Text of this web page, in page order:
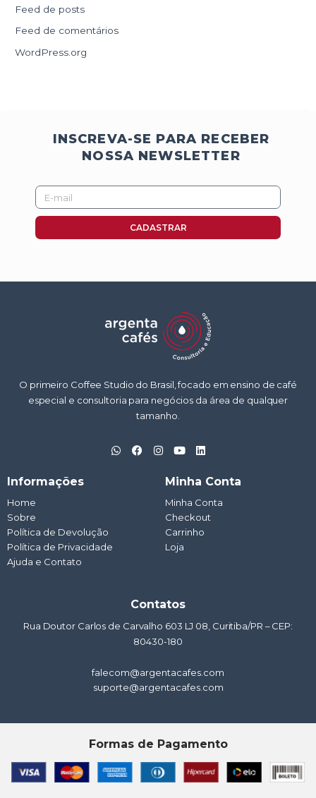
Feed de posts
Feed de comentários
WordPress.org
INSCREVA-SE PARA RECEBER
NOSSA NEWSLETTER
E-
mail
CADASTRAR
O primeiro Coffee Studio do Brasil, focado em ensino de café
especial e consultoria para negócios da área de qualquer
tamanho.
W
h
F
a
I
n
m
Y
o
t
u
b
e
L
i
k
e
d
i
n
Informações
Home
Sobre
Política de Devolução
Política de Privacidade
Ajuda e Contato
Minha Conta
Minha Conta
Checkout
Carrinho
Loja
Contatos
Rua Doutor Carlos de Carvalho 603 LJ 08, Curitiba/PR – CEP:
80430-180
falecom@argentacafes.com
suporte@argentacafes.com
Formas de Pagamento